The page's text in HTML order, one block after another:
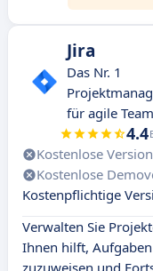
Jira
Das Nr. 1
für agile
4.4
Kostenlose Version
Kostenlose
Kostenpflichtige
Verwalten Sie
Ihnen hilft,
zuzuweisen und